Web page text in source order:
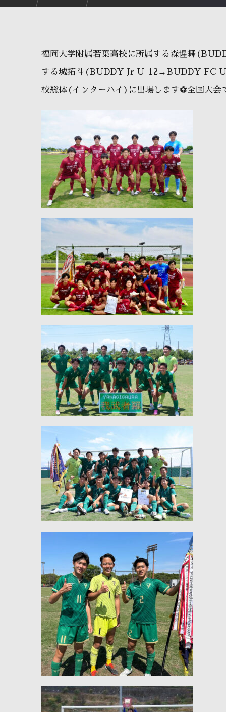
福岡大学附属若葉高校に所属する森惺舞
する城拓斗(BUDDY Jr U-12→BUDDY FC U-
校総体(インターハイ)に出場します⚽️全国大会